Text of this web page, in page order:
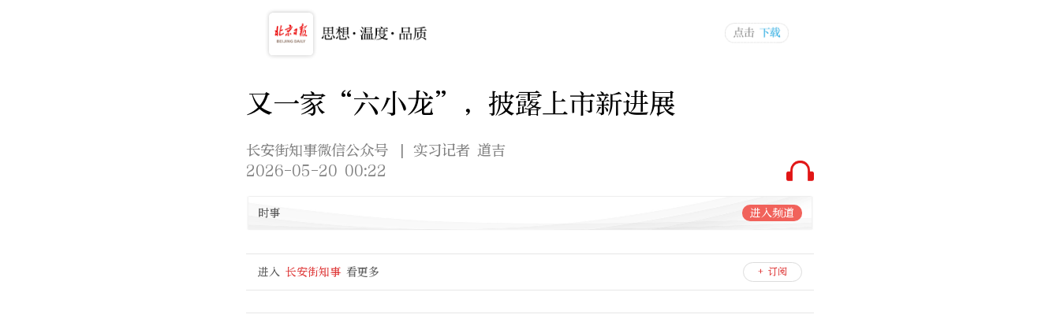
又一家“六小龙”，披露上市新进展
长安街知事微信公众号
| 实习记者 道吉
2026-05-20 00:22
时事 进入频道
进入 长安街知事 看更多 + 订阅